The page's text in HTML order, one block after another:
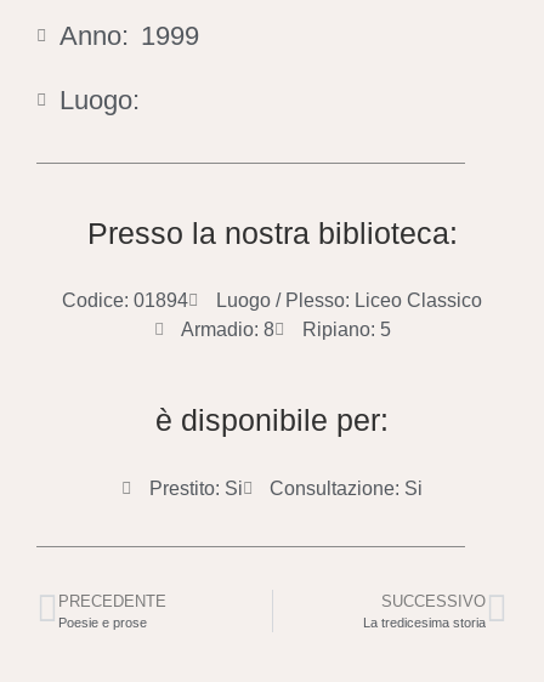
Anno: 1999
Luogo:
Presso la nostra biblioteca:
Codice: 01894
Luogo / Plesso: Liceo Classico
Armadio: 8
Ripiano: 5
è disponibile per:
Prestito: Si Consultazione: Si
PRECEDENTE
Poesie e prose
SUCCESSIVO
La tredicesima storia